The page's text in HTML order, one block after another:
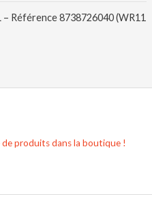
– Référence 8738726040 (WR11
produits dans la boutique !